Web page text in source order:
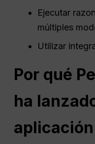
Ejecutar
múltiples
Utilizar
Por qué
ha